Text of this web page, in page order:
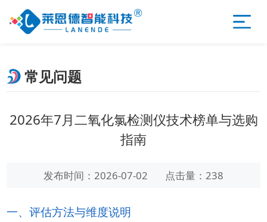
常见问题
2026年7月二氧化氯检测仪技术榜单与选购
指南
发布时间：2026-07-02 点击量：238
一、评估方法与维度说明